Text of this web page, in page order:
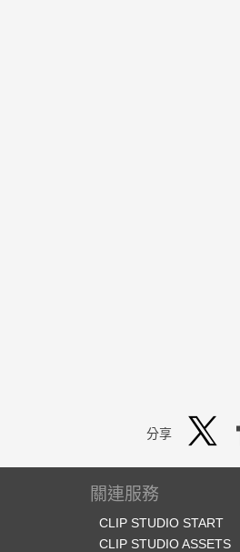
分享
關連服務
CLIP STUDIO START
CLIP STUDIO ASSETS